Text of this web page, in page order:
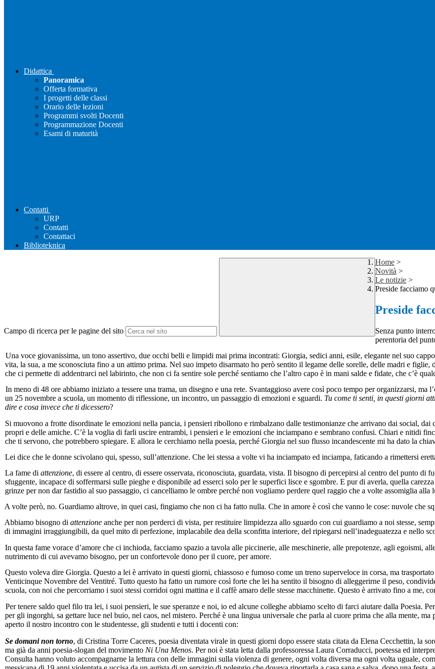
Didattica
Panoramica
Offerta formativa
I progetti delle classi
Orario delle lezioni
Programmi svolti Docenti
Programmazione Docenti
Esami di maturità
Contatti
URP
Contatti
Contattaci
Biblioteknica
Campo di ricerca per le pagine del sito
Home >
Novità >
Le notizie >
Preside facciamo
Preside
Senza punto
perentoria del
Una voce giovanissima, un tono assertivo, due occhi belli e limpidi mai prima incontrati: Giorgia, sedici anni, esile, elegante nel suo
vita, la sua, a me sconosciuta fino a un attimo prima. Nel suo impeto disarmato ho però sentito il legame delle sorelle, delle madri e
che ci permette di addentrarci nel labirinto, che non ci fa sentire sole perché sentiamo che l’altro capo è in mani salde e fidate, che c’è
In meno di 48 ore abbiamo iniziato a tessere una trama, un disegno e una rete. Svantaggioso avere così poco tempo per organizzarsi, ma
un 25 novembre a scuola, un momento di riflessione, un incontro, un passaggio di emozioni e sguardi. Tu come ti senti, in questi giorni
dire e cosa invece che ti dicessero?
Si muovono a frotte disordinate le emozioni nella pancia, i pensieri ribollono e rimbalzano dalle testimonianze che arrivano dai social,
propri e delle amiche. C’è la voglia di farli uscire entrambi, i pensieri e le emozioni che inciampano e sembrano confusi. Chiari e nitidi
che ti servono, che potrebbero spiegare. E allora le cerchiamo nella poesia, perché Giorgia nel suo flusso incandescente mi ha dato la
Lei dice che le donne scivolano qui, spesso, sull’attenzione. Che lei stessa a volte vi ha inciampato ed inciampa, faticando a rimettersi
La fame diattenzione, di essere al centro, di essere osservata, riconosciuta, guardata, vista. Il bisogno di percepirsi al centro del punto di
sfuggente, incapace di soffermarsi sulle pieghe e disponibile ad esserci solo per le superfici lisce e sgombre. E pur di averla, quella
grinze per non dar fastidio al suo passaggio, ci cancelliamo le ombre perché non vogliamo perdere quel raggio che a volte assomiglia alla
A volte però, no. Guardiamo altrove, in quei casi, fingiamo che non ci ha fatto nulla. Che in amore è così che vanno le cose: nuvole che
Abbiamo bisogno di attenzione anche per non perderci di vista, per restituire limpidezza allo sguardo con cui guardiamo a noi stesse,
di immagini irraggiungibili, da quel mito di perfezione, implacabile dea della sconfitta interiore, del ripiegarsi nell’inadeguatezza e nello
In questa fame vorace d’amore che ci inchioda, facciamo spazio a tavola alle piccinerie, alle meschinerie, alle prepotenze, agli egoismi,
nutrimento di cui avevamo bisogno, per un confortevole dono per il cuore, per amore.
Questo voleva dire Giorgia. Questo a lei è arrivato in questi giorni, chiassoso e fumoso come un treno superveloce in corsa, ma
Venticinque Novembre del Ventitré. Tutto questo ha fatto un rumore così forte che lei ha sentito il bisogno di alleggerirne il peso,
scuola, con noi che percorriamo i suoi stessi corridoi ogni mattina e il caffè amaro delle stesse macchinette. Questo è arrivato fino a me,
Per tenere saldo quel filo tra lei, i suoi pensieri, le sue speranze e noi, io ed alcune colleghe abbiamo scelto di farci aiutare dalla Poesia.
per gli ingorghi, sa gettare luce nel buio, nel caos, nel mistero. Perché è una lingua universale che parla al cuore prima che alla mente,
aperto il nostro incontro con le studentesse, gli studenti e tutti i docenti con:
Se domani non torno, di Cristina Torre Caceres, poesia diventata virale in questi giorni dopo essere stata citata da Elena Cecchettin, la
ma già da anni poesia-slogan del movimento Ni Una Menos. Per noi è stata letta dalla professoressa Laura Corraducci, poetessa ed
Consulta hanno voluto accompagnarne la lettura con delle immagini sulla violenza di genere, ogni volta diversa ma ogni volta uguale,